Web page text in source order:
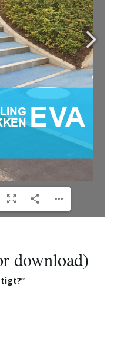
download)